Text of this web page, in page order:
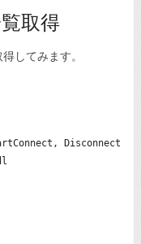
取得
してみます。
Disconnect